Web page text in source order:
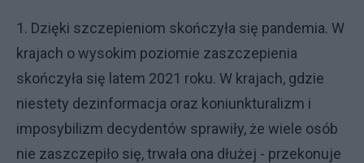
1. Dzięki szczepieniom skończyła się pandemia. W
krajach o wysokim poziomie zaszczepienia
skończyła się latem 2021 roku. W krajach, gdzie
niestety dezinformacja oraz koniunkturalizm i
imposybilizm decydentów sprawiły, że wiele osób
nie zaszczepiło się, trwała ona dłużej - przekonuje